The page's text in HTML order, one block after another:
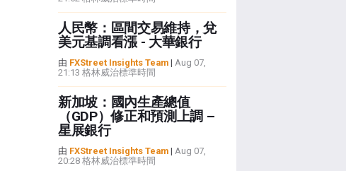
人民幣：區間交易維持，兌
美元基調看漲 - 大華銀行
由 FXStreet Insights Team| Aug 07,
21:13 格林威治標準時間
新加坡：國內生產總值
（GDP）修正和預測上調 –
星展銀行
由 FXStreet Insights Team| Aug 07,
20:28 格林威治標準時間